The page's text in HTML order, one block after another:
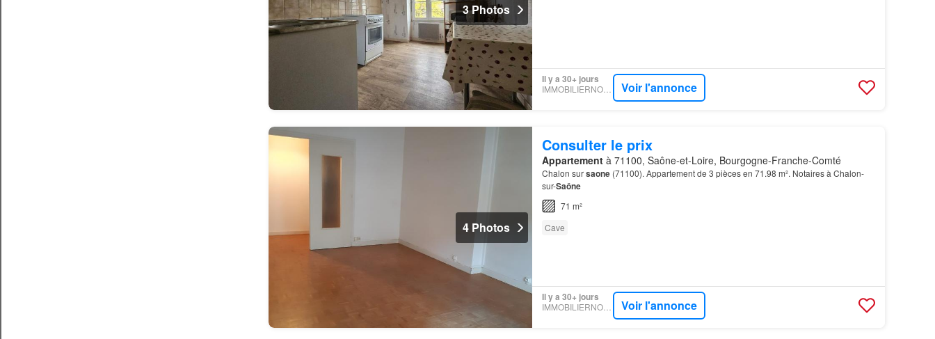
3 Photos
Il y a 30+ jours
IMMOBILIERNOTAIRES Voir l'annonce
4 Photos
Consulter le prix
Appartementà 71100, Saône-et-Loire, Bourgogne-Franche-Comté
Chalon sursaone(71100). Appartement de 3 pièces en 71.98 m². Notaires à Chalon-
sur-Saône
71 m²
Cave
Il y a 30+ jours
IMMOBILIERNOTAIRES Voir l'annonce